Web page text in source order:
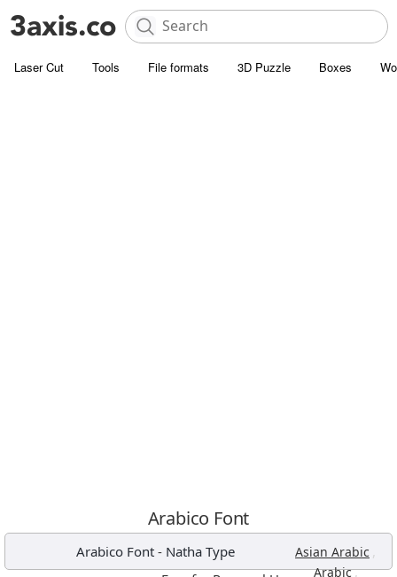
Laser Cut Tools File formats 3D Puzzle Boxes
Arabico Font
Arabico Font - Natha Type Asian Arabic ,
Arabic,